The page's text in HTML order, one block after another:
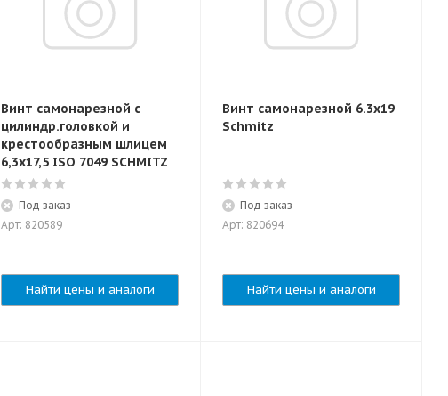
Винт самонарезной с
цилиндр.головкой и
крестообразным шлицем
6,3х17,5 ISO 7049 SCHMITZ
Под заказ
Арт: 820589
Найти цены и аналоги
Винт cамонарезной 6.3x19
Schmitz
Под заказ
Арт: 820694
Найти цены и аналоги